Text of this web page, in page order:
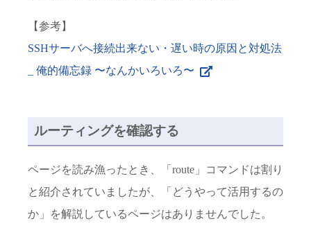
【参考】
SSHサーバへ接続出来ない・遅い時の原因と対処法
_ 俺的備忘録 〜なんかいろいろ〜
ルーティングを確認する
ページを読み漁ったとき、「route」コマンドは割り
と紹介されていましたが、「どうやって活用するの
か」を解説しているページはありませんでした。